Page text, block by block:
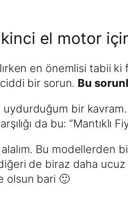
el motor
en önemlisi tabii ki
ciddi bir sorun. Bu
uydurduğum bir
da bu: “Mantıklı
Bu modellerden
de biraz daha
olsun bari 🙂